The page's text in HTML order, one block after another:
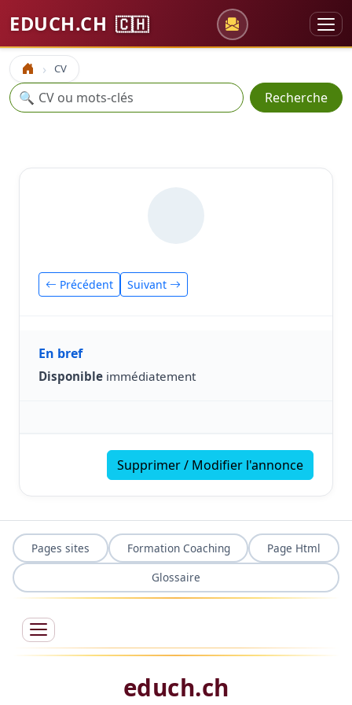
EDUCH.CH 🇨🇭
Accueil CV
Recherche
🔍 Recherche
Précédent Suivant
En bref
Disponible immédiatement
Supprimer / Modifier l'annonce
Pages sites Formation Coaching
Page Html
Glossaire
educh.ch